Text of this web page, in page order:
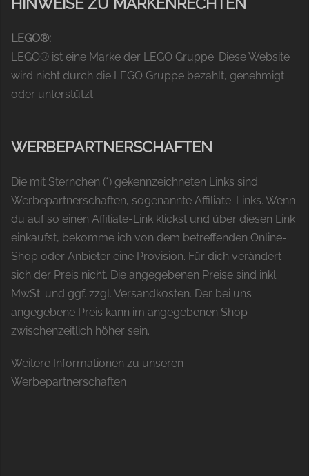
LEGO®:
LEGO® ist eine Marke der LEGO Gruppe. Diese Website
wird nicht durch die LEGO Gruppe bezahlt, genehmigt
oder unterstützt.
WERBEPARTNERSCHAFTEN
Die mit Sternchen (*) gekennzeichneten Links sind
Werbepartnerschaften, sogenannte Affiliate-Links. Wenn
du auf so einen Affiliate-Link klickst und über diesen Link
einkaufst, bekomme ich von dem betreffenden Online-
Shop oder Anbieter eine Provision. Für dich verändert
sich der Preis nicht. Die angegebenen Preise sind inkl.
MwSt. und ggf. zzgl. Versandkosten. Der bei uns
angegebene Preis kann im angegebenen Shop
zwischenzeitlich höher sein.
Weitere Informationen zu unseren
Werbepartnerschaften